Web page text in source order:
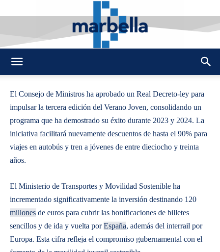
El Consejo de Ministros ha aprobado un Real Decreto-ley para
impulsar la tercera edición del Verano Joven, consolidando un
programa que ha demostrado su éxito durante 2023 y 2024. La
iniciativa facilitará nuevamente descuentos de hasta el 90% para
viajes en autobús y tren a jóvenes de entre dieciocho y treinta
años.
El Ministerio de Transportes y Movilidad Sostenible ha
incrementado significativamente la inversión destinando 120
millones de euros para cubrir las bonificaciones de billetes
sencillos y de ida y vuelta porEspaña, además del interrail por
Europa. Esta cifra refleja el compromiso gubernamental con el